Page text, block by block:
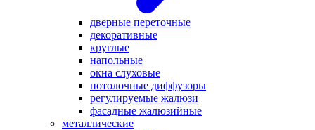
дверные переточные
декоративные
круглые
напольные
окна слуховые
потолочные диффузоры
регулируемые жалюзи
фасадные жалюзийные
металлические